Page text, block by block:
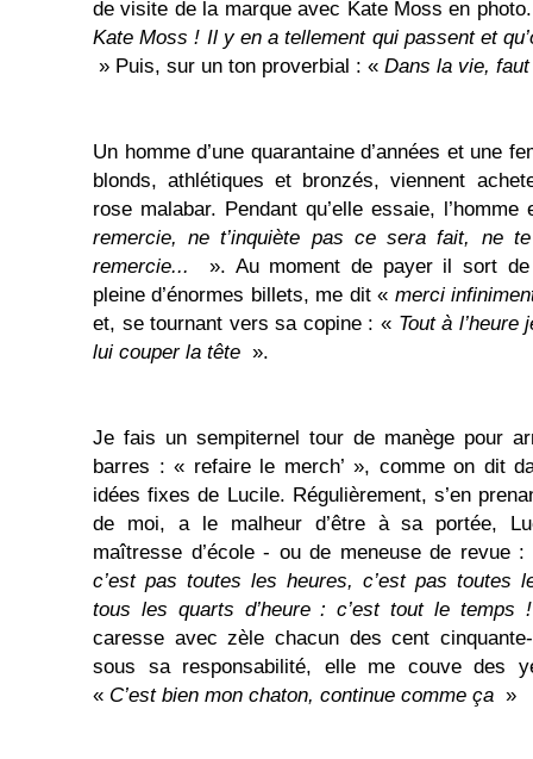
de visite de la marque avec Kate Moss en
Kate Moss ! Il y en a tellement qui passent et
» Puis, sur un ton proverbial : « Dans la vie,
Un homme d’une quarantaine d’années et une
blonds, athlétiques et bronzés, viennent
rose malabar. Pendant qu’elle essaie,
remercie, ne t’inquiète pas ce sera fait, ne
remercie...
». Au moment de payer il sort
pleine d’énormes billets, me dit « merci
et, se tournant vers sa copine : « Tout à
lui couper la tête ».
Je fais un sempiternel tour de manège pour
barres : « refaire le merch’ », comme on dit
idées fixes de Lucile. Régulièrement, s’en
de moi, a le malheur d’être à sa portée,
maîtresse d’école - ou de meneuse de revue
c’est pas toutes les heures, c’est pas toutes
tous les quarts d’heure : c’est tout le temps !
caresse avec zèle chacun des cent
sous sa responsabilité, elle me couve des
« C’est bien mon chaton, continue comme ça »